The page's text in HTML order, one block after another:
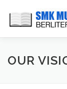
konten
HOME
OUR